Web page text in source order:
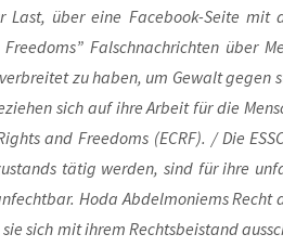
Last, über eine Face­book-Sei­te mit
Fal­sch­nach­rich­ten über
zu haben, um Gewalt gegen
sich auf ihre Arbeit für die
and Free­doms (ECRF). / Die
tätig wer­den, sind für ihre
Hoda Abdel­mo­niems
sich mit ihrem Rechts­bei­stand